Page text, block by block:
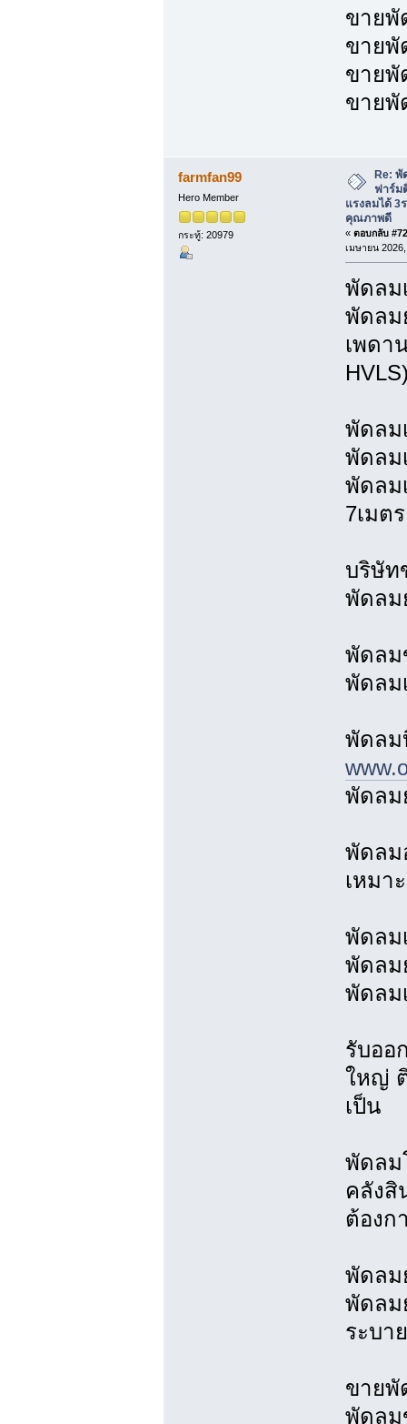
ขายพั
ขายพั
ขายพั
ขายพั
farmfan99
Hero Member
กระทู้: 20979
Re:
ฟาร์ม
แรงลมได้ 3
คุณภาพดี
« ตอบกลับ
เมษายน
พัดล
พัดลม
เพดา
พัดลม
พัดลม
พัดลม
7เมตร
บริษัท
พัดลม
พัดล
พัดลม
พัดล
พัดลม
พัดลม
เหมา
พัดลม
พัดลม
พัดลม
รับออ
ใหญ่
เป็น
พัดลม
คลังสิ
ต้องก
พัดลม
พัดลม
ระบา
ขายพั
พัดล